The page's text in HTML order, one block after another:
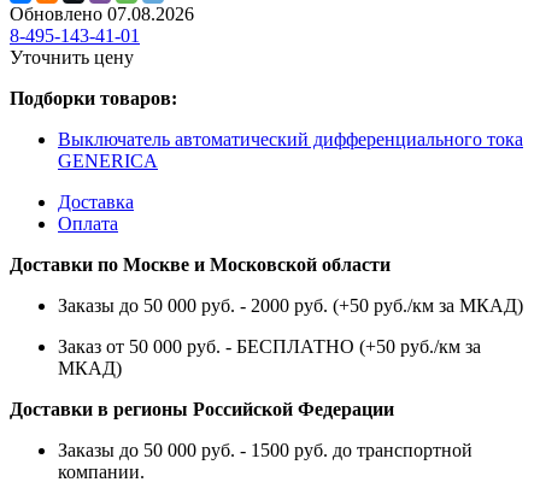
Обновлено 07.08.2026
8-495-143-41-01
Уточнить цену
Подборки товаров:
Выключатель автоматический дифференциального тока
GENERICA
Доставка
Оплата
Доставки по Москве и Московской области
Заказы до 50 000 руб. - 2000 руб. (+50 руб./км за МКАД)
Заказ от 50 000 руб. - БЕСПЛАТНО (+50 руб./км за
МКАД)
Доставки в регионы Российской Федерации
Заказы до 50 000 руб. - 1500 руб. до транспортной
компании.